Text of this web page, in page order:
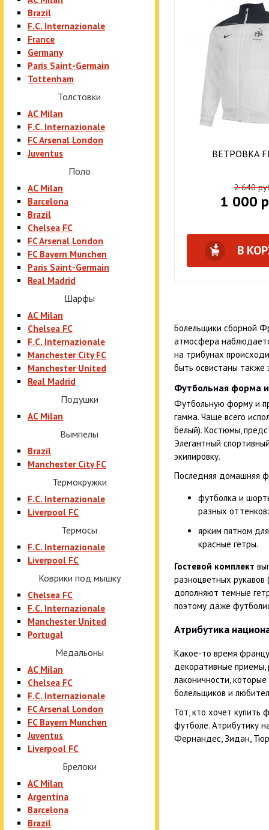
Другие
FC Bayern Munchen
Borussia Dortmund
Paris Saint-Germain
FC Porto
Brazil
F.C. Internazionale
France
Germany
Paris Saint-Germain
Tottenham
Толстовки
AC Milan
F.C. Internazionale
FC Arsenal London
Juventus
Поло
AC Milan
Barcelona
Brazil
Chelsea FC
FC Arsenal London
FC Bayern Munchen
Paris Saint-Germain
Real Madrid
Шарфы
AC Milan
Chelsea FC
F.C. Internazionale
Manchester City FC
Manchester United
Real Madrid
Подушки
AC Milan
Вымпелы
Brazil
Manchester City FC
Термокружки
F.C. Internazionale
Liverpool FC
Термосы
F.C. Internazionale
Liverpool FC
Коврики под мышку
Chelsea FC
F.C. Internazionale
Manchester United
Portugal
Медальоны
AC Milan
Chelsea FC
F.C. Internazionale
FC Arsenal London
FC Bayern Munchen
Juventus
Liverpool FC
Брелоки
AC Milan
Argentina
Barcelona
Brazil
ВЕТРОВКА
2 640
1 000
В
Болельщики сборной
атмосфера
на трибунах
быть освистаны также
Футбольная форма
Футбольную форму и
гамма. Чаще всего
белый). Костюмы,
Элегантный
экипировку.
Последняя домашняя
футболка и
разных оттенков:
ярким пятном
красные гетры.
Гостевой комплект
разноцветных
дополняют темные
поэтому даже
Атрибутика
Какое-то время
декоративные приемы,
лаконичности,
болельщиков и
Тот, кто хочет
футболе. Атрибутику
Фернандес, Зидан,